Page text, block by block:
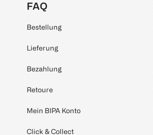
FAQ
Bestellung
Lieferung
Bezahlung
Retoure
Mein BIPA Konto
Click & Collect